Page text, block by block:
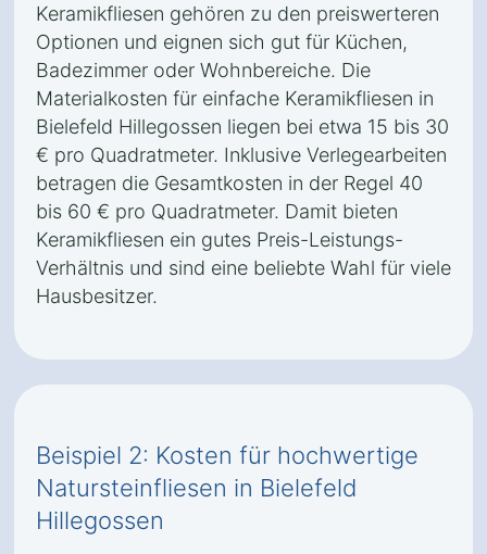
Keramikfliesen gehören zu den preiswerteren
Optionen und eignen sich gut für Küchen,
Badezimmer oder Wohnbereiche. Die
Materialkosten für einfache Keramikfliesen in
Bielefeld Hillegossen liegen bei etwa 15 bis 30
€ pro Quadratmeter. Inklusive Verlegearbeiten
betragen die Gesamtkosten in der Regel 40
bis 60 € pro Quadratmeter. Damit bieten
Keramikfliesen ein gutes Preis-Leistungs-
Verhältnis und sind eine beliebte Wahl für viele
Hausbesitzer.
Beispiel 2: Kosten für hochwertige
Natursteinfliesen in Bielefeld
Hillegossen